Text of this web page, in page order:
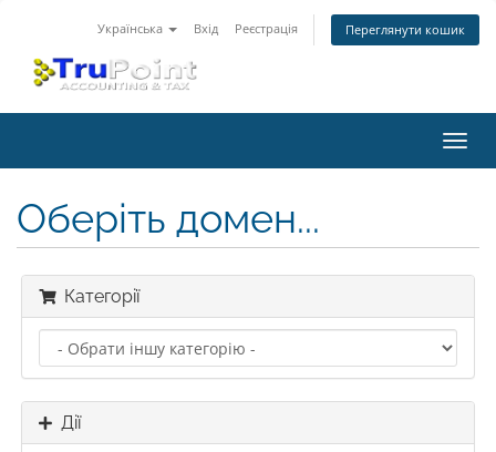
Українська Вхід Реєстрація Переглянути кошик
Оберіть домен...
Категорії
Дії